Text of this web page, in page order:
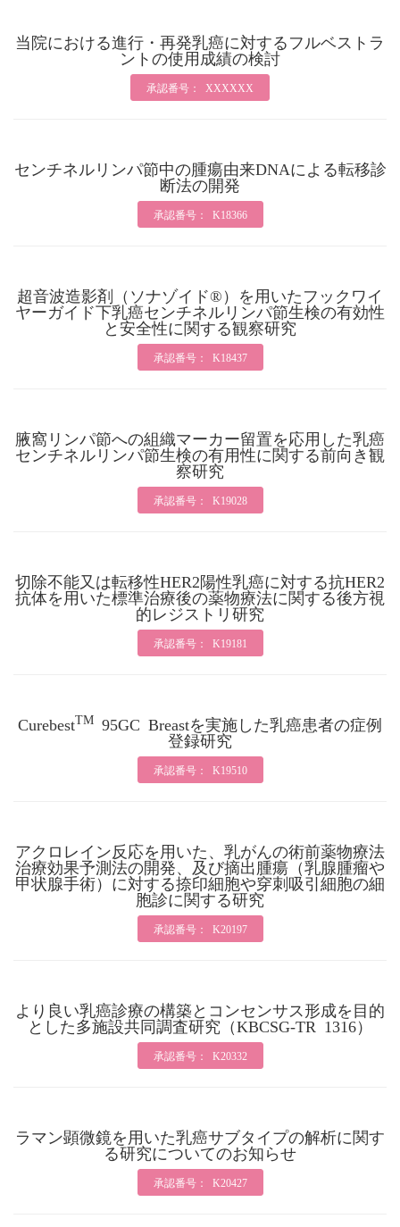
当院における進行・再発乳癌に対するフルベストラ
ントの使用成績の検討
承認番号： XXXXXX
センチネルリンパ節中の腫瘍由来DNAによる転移診
断法の開発
承認番号： K18366
超音波造影剤（ソナゾイド®）を用いたフックワイ
ヤーガイド下乳癌センチネルリンパ節生検の有効性
と安全性に関する観察研究
承認番号： K18437
腋窩リンパ節への組織マーカー留置を応用した乳癌
センチネルリンパ節生検の有用性に関する前向き観
察研究
承認番号： K19028
切除不能又は転移性HER2陽性乳癌に対する抗HER2
抗体を用いた標準治療後の薬物療法に関する後方視
的レジストリ研究
承認番号： K19181
CurebestTM
95GC Breastを実施した乳癌患者の症例
登録研究
承認番号： K19510
アクロレイン反応を用いた、乳がんの術前薬物療法
治療効果予測法の開発、及び摘出腫瘍（乳腺腫瘤や
甲状腺手術）に対する捺印細胞や穿刺吸引細胞の細
胞診に関する研究
承認番号： K20197
より良い乳癌診療の構築とコンセンサス形成を目的
とした多施設共同調査研究（KBCSG-TR 1316）
承認番号： K20332
ラマン顕微鏡を用いた乳癌サブタイプの解析に関す
る研究についてのお知らせ
承認番号： K20427